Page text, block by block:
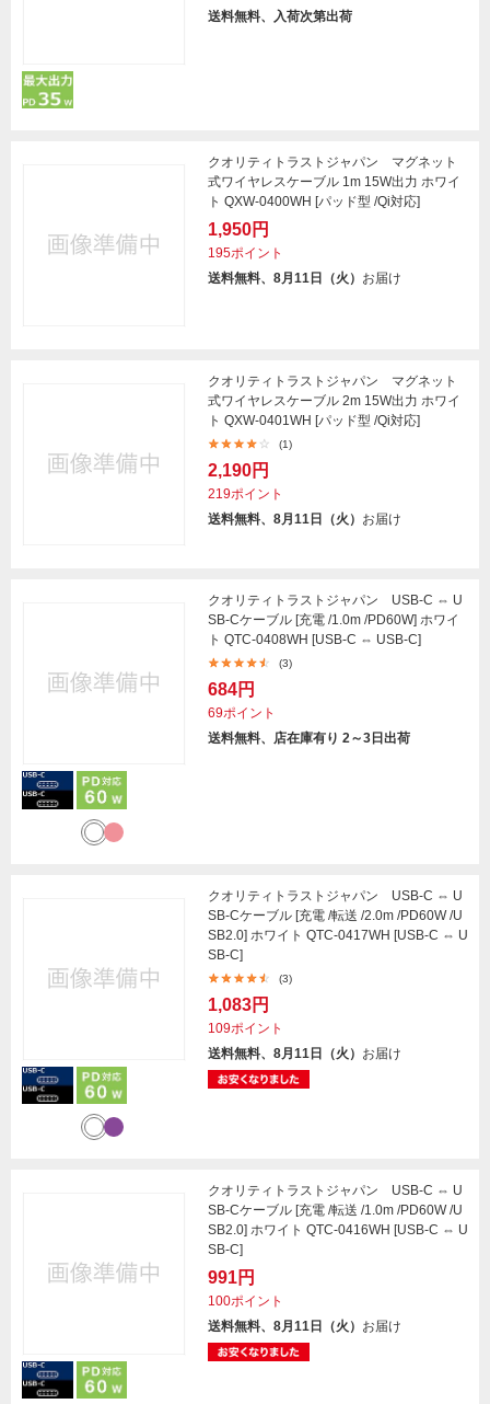
送料無料、入荷次第出荷
クオリティトラストジャパン マグネット
式ワイヤレスケーブル 1m 15W出力 ホワイ
ト QXW-0400WH [パッド型 /Qi対応]
1,950円
195ポイント
送料無料、8月11日（火） お届け
クオリティトラストジャパン マグネット
式ワイヤレスケーブル 2m 15W出力 ホワイ
ト QXW-0401WH [パッド型 /Qi対応]
(1)
2,190円
219ポイント
送料無料、8月11日（火） お届け
クオリティトラストジャパン USB-C ⇔ U
SB-Cケーブル [充電 /1.0m /PD60W] ホワイ
ト QTC-0408WH [USB-C ⇔ USB-C]
(3)
684円
69ポイント
送料無料、店在庫有り 2～3日出荷
クオリティトラストジャパン USB-C ⇔ U
SB-Cケーブル [充電 /転送 /2.0m /PD60W /U
SB2.0] ホワイト QTC-0417WH [USB-C ⇔ U
SB-C]
(3)
1,083円
109ポイント
送料無料、8月11日（火） お届け
クオリティトラストジャパン USB-C ⇔ U
SB-Cケーブル [充電 /転送 /1.0m /PD60W /U
SB2.0] ホワイト QTC-0416WH [USB-C ⇔ U
SB-C]
991円
100ポイント
送料無料、8月11日（火） お届け